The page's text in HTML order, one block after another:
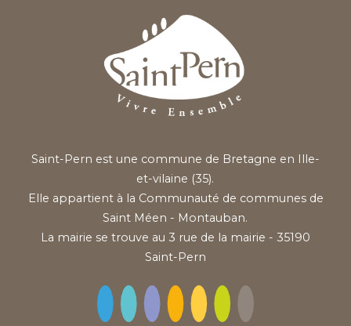
Saint-Pern est une commune de Bretagne en Ille-
et-vilaine (35).
Elle appartient à la Communauté de communes de
Saint Méen - Montauban.
La mairie se trouve au 3 rue de la mairie - 35190
Saint-Pern